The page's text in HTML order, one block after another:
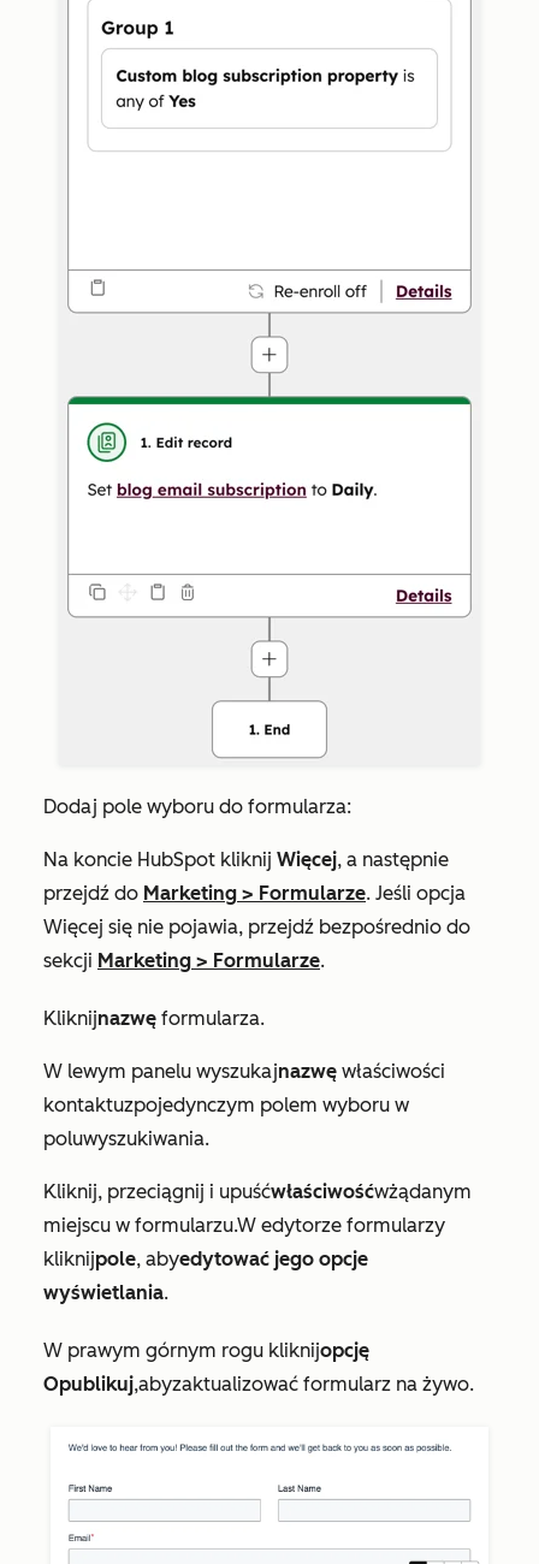
Dodaj pole wyboru do formularza:
Na koncie HubSpot kliknij Więcej, a następnie
przejdź do Marketing > Formularze. Jeśli opcja
Więcej się nie pojawia, przejdź bezpośrednio do
sekcji Marketing > Formularze.
Kliknijnazwę formularza.
W lewym panelu wyszukajnazwę właściwości
kontaktuzpojedynczym polem wyboru w
poluwyszukiwania.
Kliknij, przeciągnij i upuśćwłaściwośćwżądanym
miejscu w formularzu.W edytorze formularzy
kliknijpole, abyedytować jego opcje
wyświetlania.
W prawym górnym rogu kliknijopcję
Opublikuj,abyzaktualizować formularz na żywo.